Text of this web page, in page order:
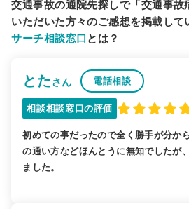
交通事故の通院先探しで「交通事故
いただいた方々のご感想を掲載して
サーチ相談窓口 とは？
とたさん 電話相談
相談相談窓口の評価
初めての事だったので全く勝手が分か
の通い方などほんとうに無知でしたが
ました。